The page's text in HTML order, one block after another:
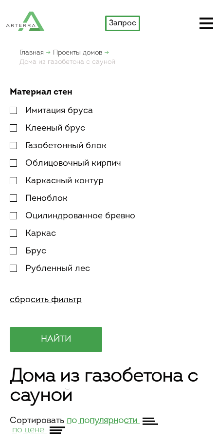
Запрос
Главная
Проекты домов
Дома из газобетона с сауной
Материал стен
Имитация бруса
Клееный брус
Газобетонный блок
Облицовочный кирпич
Каркасный контур
Пеноблок
Оцилиндрованное бревно
Каркас
Брус
Рубленный лес
Дома из газобетона с
сауной
Сортировать по популярности
по цене